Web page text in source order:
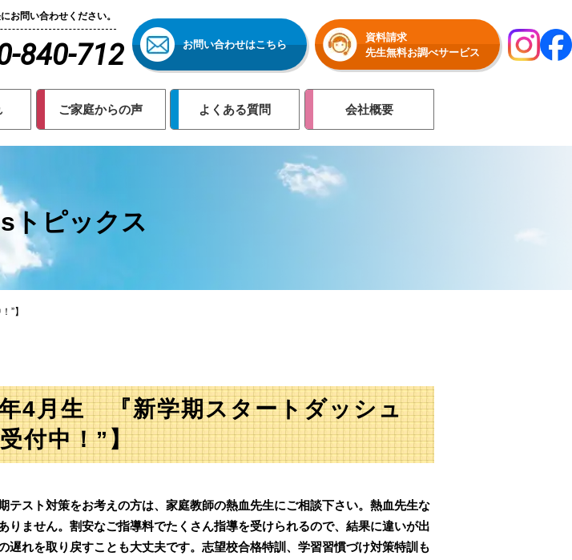
お問い合わせください。
840-712 お問い合わせはこちら
資料請求
先生無料お調べサービス
ご家庭からの声 よくある質問 会社概要
トピックス
”】
4月生 『新学期スタートダッシュ
付中！”】
テスト対策をお考えの方は、家庭教師の熱血先生にご相談下さい。熱血先生な
りません。割安なご指導料でたくさん指導を受けられるので、結果に違いが出
遅れを取り戻すことも大丈夫です。志望校合格特訓、学習習慣づけ対策特訓も